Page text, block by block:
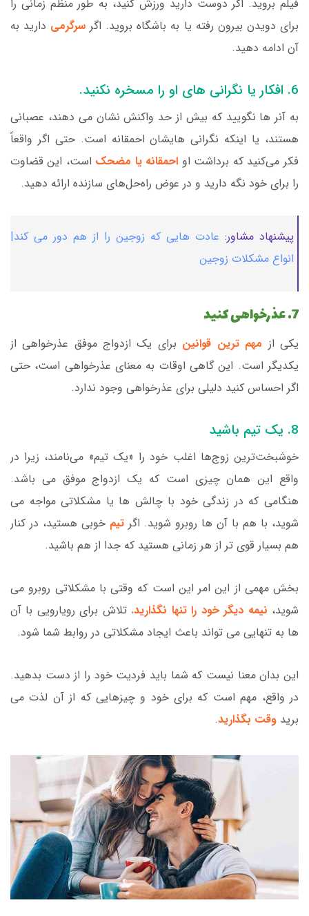
فیلم بروید. اگر دوست دارید ورزش کنید، به طور منظم زمانی را
برای دویدن بیرون رفته یا به باشگاه بروید. اگر سرگرمی دارید به
آن ادامه دهید.
6. افکار یا نگرانی های او را مسخره نکنید.
به آنر ها نگویید که بیش از حد واکنش نشان می دهند، عصبانی
هستند، یا اینکه نگرانی هایشان احمقانه است. حتی اگر واقعاً
فکر می‌کنید که برداشت او احمقانه یا مضحک است، این قضاوت
را برای خود نگه دارید و در عوض راه‌حل‌های سازنده ارائه دهید.
پیشنهاد مشاور: عادت هایی که زوجین را از هم دور می کند|
انواع مشکلات زوجین
7. عذرخواهی کنید
یکی از مهم ترین قوانین برای یک ازدواج موفق عذرخواهی از
یکدیگر است. این گاهی اوقات به معنای عذرخواهی است، حتی
اگر احساس کنید دلیلی برای عذرخواهی وجود ندارد.
8. یک تیم باشید
خوشبخت‌ترین زوج‌ها اغلب خود را «یک تیم» می‌نامند، زیرا در
واقع این همان چیزی است که یک ازدواج موفق می باشد.
هنگامی که در زندگی خود با چالش ها یا مشکلاتی مواجه می
شوید، با هم با آن ها روبرو شوید. اگر تیم خوبی هستید، در کنار
هم بسیار قوی تر از هر زمانی هستید که جدا از هم باشید.
بخش مهمی از این امر این است که وقتی با مشکلاتی روبرو می
شوید، نیمه دیگر خود را تنها نگذارید. تلاش برای رویارویی با آن
ها به تنهایی می تواند باعث ایجاد مشکلاتی در روابط شما شود.
این بدان معنا نیست که شما باید فردیت خود را از دست بدهید.
در واقع، مهم است که برای خود و چیزهایی که از آن لذت می
برید وقت بگذارید.